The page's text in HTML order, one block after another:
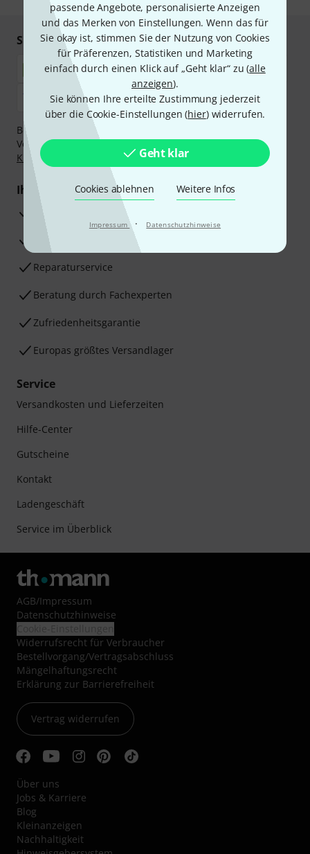
passende Angebote, personalisierte Anzeigen
und das Merken von Einstellungen. Wenn das für
Sie okay ist, stimmen Sie der Nutzung von Cookies
für Präferenzen, Statistiken und Marketing
einfach durch einen Klick auf „Geht klar“ zu (alle
anzeigen).
Sie können Ihre erteilte Zustimmung jederzeit
über die Cookie-Einstellungen (hier) widerrufen.
Geht klar
Cookies ablehnen Weitere Infos
Impressum · Datenschutzhinweise
Sicher einkaufen & bezahlen
Bezahlen Sie vertraulich und sicher per Nachnahme,
Vorkasse, PayPal, Amazon Pay,Klarna Sofort bezahlen,
Klarna Ratenzahlung
oder Kreditkarte.
Ihre Vorteile
3 Jahre Thomann Garantie
30 Tage Money-Back-Garantie
Reparaturservice
Beratung durch Fachexperten
Zufriedenheitsgarantie
Europas größtes Versandlager
Service
Versandkosten und Lieferzeiten
Hilfe-Center
Gutscheine
Kontakt
Ladengeschäft
Service im Überblick
AGB/Impressum
Datenschutzhinweise
Widerrufsrecht für Verbraucher
Bestellvorgang/Vertragsabschluss
Mängelhaftungsrecht
Erklärung zur Barrierefreiheit
Vertrag widerrufen
Über uns
Jobs & Karriere
Blog
Kleinanzeigen
Nachhaltigkeit